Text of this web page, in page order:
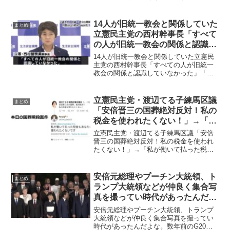
領域内へのミサイル発射を受けて、首
相、外相、防衛相の各レベルで...
まとめ
14人が旧統一教会と関係していた
立憲民主党の西村幹事長「すべて
の人が旧統一教会の関係と認識し
ていなかった」「名称変更で目が
くらませられた」と弁明
14人が旧統一教会と関係していた立憲民
主党の西村幹事長「すべての人が旧統一
教会の関係と認識していなかった」「名
係を持っていたことについて、立憲民主
党の幹事長・西村智奈...
まとめ
立憲民主党・渡辺てる子練馬区議
「安倍晋三の国葬絶対反対！私の
税金を使われたくない！」→「私
が働いて払った税金もあなたに使
われたくない」と特大ブーメラン
立憲民主党・渡辺てる子練馬区議「安倍
晋三の国葬絶対反対！私の税金を使われ
たくない！」→「私が働いて払った税金
からも二度出馬している渡辺てる子練馬
区議会議員が「安倍晋三の...
まとめ
安倍元総理やプーチン大統領、ト
ランプ大統領などが仲良く集合写
真を撮ってい時代があったんだよ
な。数年前のG20大阪サミットで
すよ
安倍元総理やプーチン大統領、トランプ
大統領などが仲良く集合写真を撮ってい
時代があったんだよな。数年前のG20大